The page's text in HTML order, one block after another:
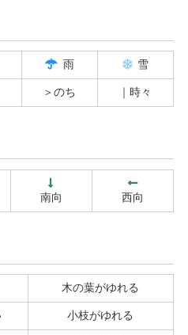
雨 雪
＞のち ｜時々
南向 西向
木の葉がゆれる
小枝がゆれる